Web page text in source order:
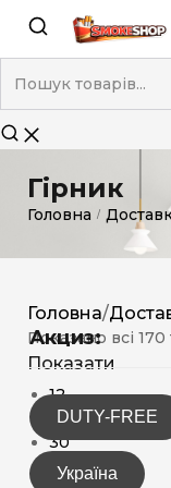
Гірник
Головна /
Акциз:
DUTY-FREE
Україна
Головна/
Показано всі 170
Показати
12
15
30